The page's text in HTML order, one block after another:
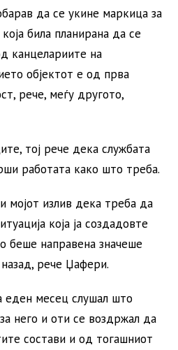
да се укине маркица за
била планирана да се
канцелариите на
објектот е од прва
рече, меѓу другото,
тој рече дека службата
работата како што треба.
мојот излив дека треба да
која ја создадовте
беше направена значеше
рече Џафери.
еден месец слушал што
него и оти се воздржал да
состави и од тогашниот